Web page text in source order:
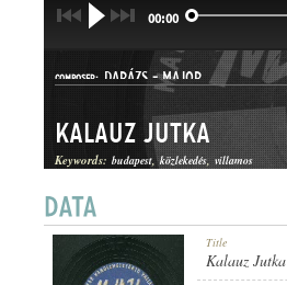
00:00
COMPOSER: DARÁZS -MAJOR
Kalauz Jutka
Keywords: budapest közlekedés villamos
Title
Kalauz Jutka